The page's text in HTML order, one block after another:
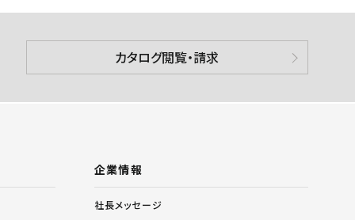
カタログ閲覧・請求
企業情報
社長メッセージ